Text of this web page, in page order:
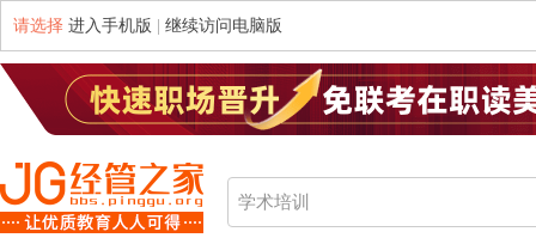
请选择 进入手机版 继续访问电脑版